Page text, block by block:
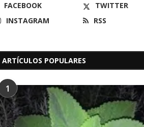
FACEBOOK
TWITTER
INSTAGRAM
RSS
ARTÍCULOS POPULARES
1